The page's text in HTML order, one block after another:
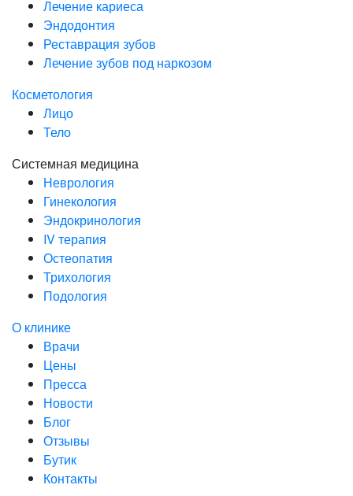
Лечение кариеса
Эндодонтия
Реставрация зубов
Лечение зубов под наркозом
Косметология
Лицо
Тело
Системная медицина
Неврология
Гинекология
Эндокринология
IV терапия
Остеопатия
Трихология
Подология
О клинике
Врачи
Цены
Пресса
Новости
Блог
Отзывы
Бутик
Контакты